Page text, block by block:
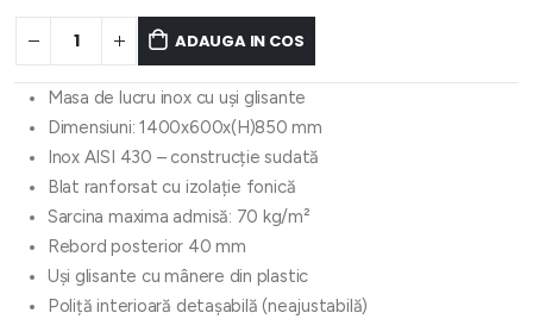
ADAUGA IN COS
Masa de lucru inox cu uși glisante
Dimensiuni: 1400x600x(H)850 mm
Inox AISI 430 – construcție sudată
Blat ranforsat cu izolație fonică
Sarcina maxima admisă: 70 kg/m²
Rebord posterior 40 mm
Uși glisante cu mânere din plastic
Poliță interioară detașabilă (neajustabilă)